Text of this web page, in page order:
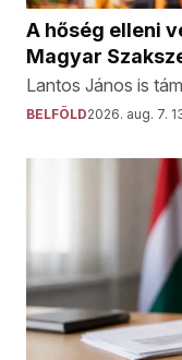
A hőség elleni
Magyar
Lantos János is
BELFÖLD2026. aug. 7.